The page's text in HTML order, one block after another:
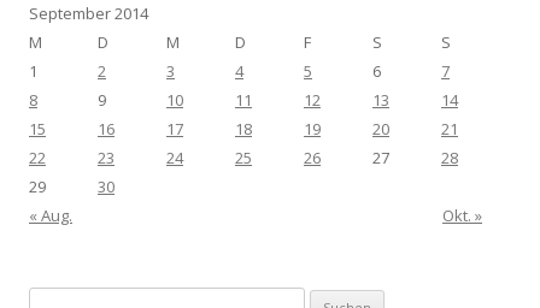
September 2014
M
D M D F S
S
1
2 3 4 5 6
7
8
9 10 11 12 13
14
15
16 17 18 19 20
21
22
23 24 25 26 27
28
29
30
« Aug.
Okt. »